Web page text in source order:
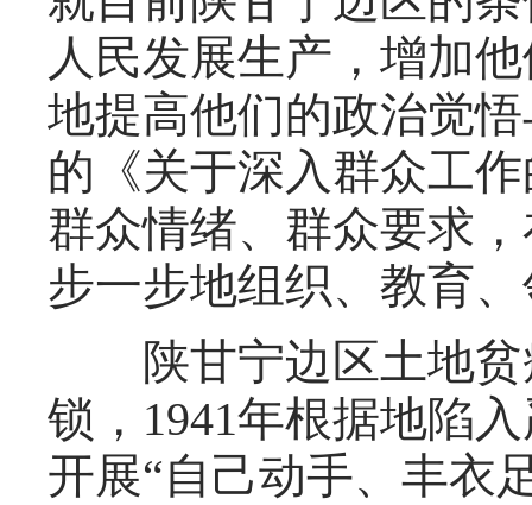
人民发展生产，增加
地提高他们的政治觉
的《关于深入群众工
群众情绪、群众要求
步一步地组织、教育
陕甘宁边区土地贫
锁，1941年根据地陷
开展“自己动手、丰衣